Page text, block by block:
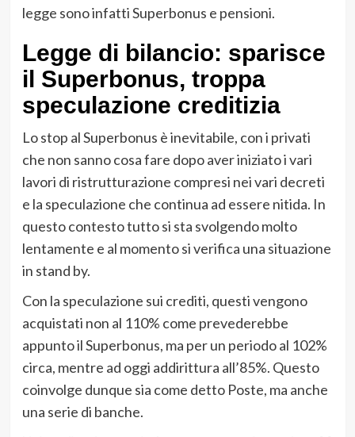
legge sono infatti Superbonus e pensioni.
Legge di bilancio: sparisce
il Superbonus, troppa
speculazione creditizia
Lo stop al Superbonus è inevitabile, con i privati
che non sanno cosa fare dopo aver iniziato i vari
lavori di ristrutturazione compresi nei vari decreti
e la speculazione che continua ad essere nitida. In
questo contesto tutto si sta svolgendo molto
lentamente e al momento si verifica una situazione
in stand by.
Con la speculazione sui crediti, questi vengono
acquistati non al 110% come prevederebbe
appunto il Superbonus, ma per un periodo al 102%
circa, mentre ad oggi addirittura all’85%. Questo
coinvolge dunque sia come detto Poste, ma anche
una serie di banche.